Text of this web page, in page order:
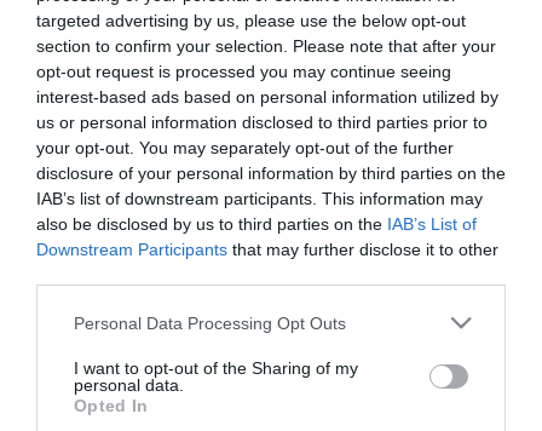
targeted advertising by us, please use the below opt-out
section to confirm your selection. Please note that after your
opt-out request is processed you may continue seeing
interest-based ads based on personal information utilized by
us or personal information disclosed to third parties prior to
your opt-out. You may separately opt-out of the further
disclosure of your personal information by third parties on the
IAB’s list of downstream participants. This information may
also be disclosed by us to third parties on the IAB’s List of
Downstream Participants that may further disclose it to other
Please note that this website/app uses one or more Google
not limited to your visit or usage behaviour. You may click to
grant or deny consent to Google and its third-party tags to
use your data for below specified purposes in below Google
Personal Data Processing Opt Outs
I want to opt-out of the Sharing of my
personal data.
Opted In
Επιχείρηση «Shield V»: Εξαρθρώθηκε
τεράστιο κύκλωμα παραποιημένων
φαρμάκων αξίας 6,5 εκατ. ευρώ (φωτο -
vid)
Η Ελληνική Αστυνομία σε συνεργασία με
αστυνομικές Αρχές άλλων χωρών προέβη στον
εντοπισμό φαρμάκων ντόπινγκ, όπλων και άλλων
FOCUS ON